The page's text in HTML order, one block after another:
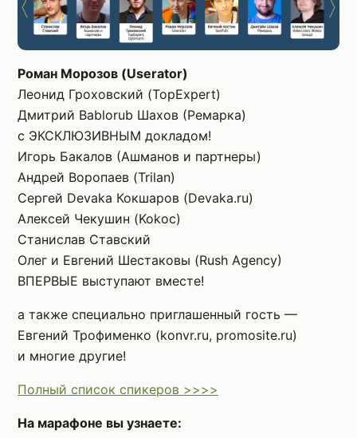
Роман Морозов (Userator)
Леонид Гроховский (TopExpert)
Дмитрий Bablorub Шахов (Ремарка)
с ЭКСКЛЮЗИВНЫМ докладом!
Игорь Бакалов (Ашманов и партнеры)
Андрей Воропаев (Trilan)
Сергей Devaka Кокшаров (Devaka.ru)
Алексей Чекушин (Kokoc)
Станислав Ставский
Олег и Евгений Шестаковы (Rush Agency)
ВПЕРВЫЕ выступают вместе!
а также специально приглашенный гость —
Евгений Трофименко (konvr.ru, promosite.ru)
и многие другие!
Полный список спикеров >>>>
На марафоне вы узнаете: